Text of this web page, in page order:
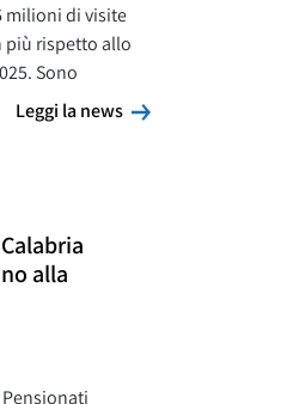
milioni di visite
più rispetto allo
Sono
Leggi la news
Leggi la news
alla
Pensionati